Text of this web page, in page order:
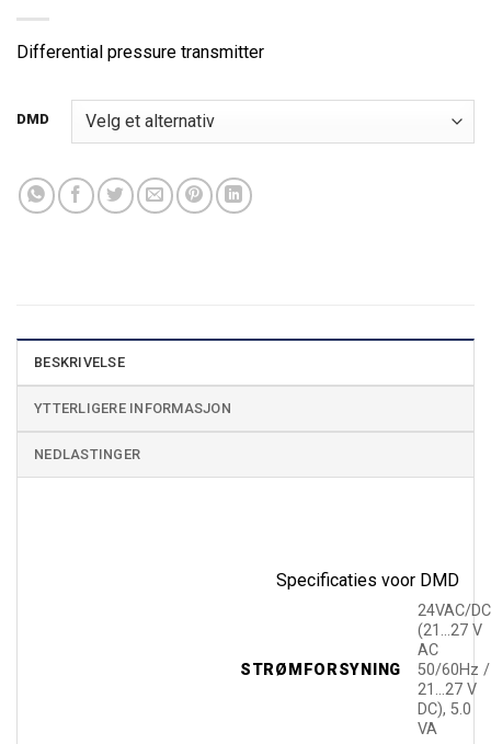
Differential pressure transmitter
DMD
BESKRIVELSE
YTTERLIGERE INFORMASJON
NEDLASTINGER
Specificaties voor DMD
STRØMFORSYNING
24VAC/DC
(21…27 V
AC
50/60Hz /
21…27 V
DC), 5.0
VA